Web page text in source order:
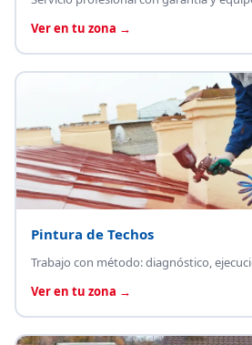
Ver en tu zona →
Pintura de Techos
Trabajo con método: diagnóstico,
Ver en tu zona →